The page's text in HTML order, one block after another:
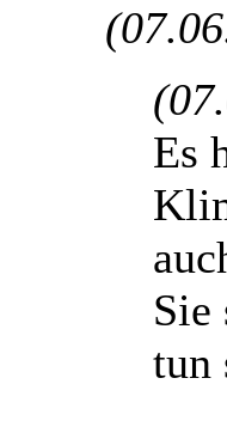
Es
Sie
tun